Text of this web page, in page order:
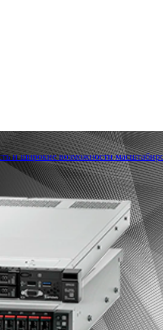
и широкие возможности